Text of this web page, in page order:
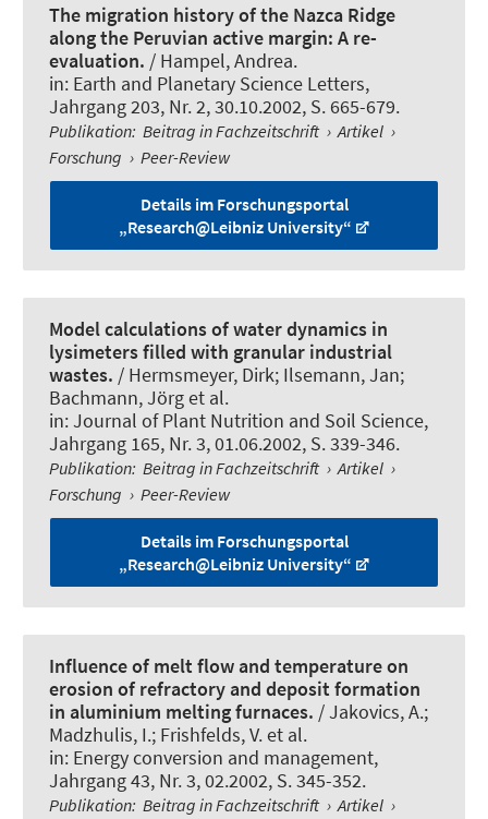
The migration history of the Nazca Ridge
along the Peruvian active margin: A re-
evaluation. / Hampel, Andrea.
in: Earth and Planetary Science Letters,
Jahrgang 203, Nr. 2, 30.10.2002, S. 665-679.
Publikation: Beitrag in Fachzeitschrift › Artikel ›
Forschung › Peer-Review
Details im Forschungsportal
„Research@Leibniz University“
Model calculations of water dynamics in
lysimeters filled with granular industrial
wastes. / Hermsmeyer, Dirk; Ilsemann, Jan;
Bachmann, Jörget al.
in:Journal of Plant Nutrition and Soil Science,
Jahrgang 165, Nr. 3, 01.06.2002, S. 339-346.
Publikation: Beitrag in Fachzeitschrift › Artikel ›
Forschung › Peer-Review
Details im Forschungsportal
„Research@Leibniz University“
Influence of melt flow and temperature on
erosion of refractory and deposit formation
in aluminium melting furnaces. / Jakovics, A.;
Madzhulis, I.; Frishfelds, V. et al.
in: Energy conversion and management,
Jahrgang 43, Nr. 3, 02.2002, S. 345-352.
Publikation: Beitrag in Fachzeitschrift › Artikel ›